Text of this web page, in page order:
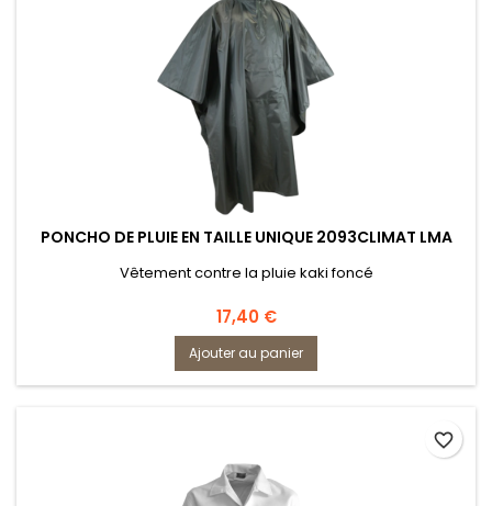
PONCHO DE PLUIE EN TAILLE UNIQUE 2093CLIMAT LMA
Vêtement contre la pluie kaki foncé
Prix
17,40 €
Ajouter au panier
favorite_border